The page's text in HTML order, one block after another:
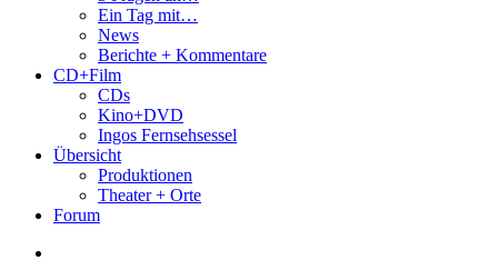
Ein Tag mit…
News
Berichte + Kommentare
CD+Film
CDs
Kino+DVD
Ingos Fernsehsessel
Übersicht
Produktionen
Theater + Orte
Forum